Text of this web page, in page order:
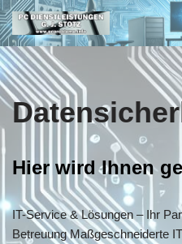
Zum
Inhalt
springen
Hier wird Ihnen
IT-Service & Lösungen – Ihr
Betreuung Maßgeschneiderte